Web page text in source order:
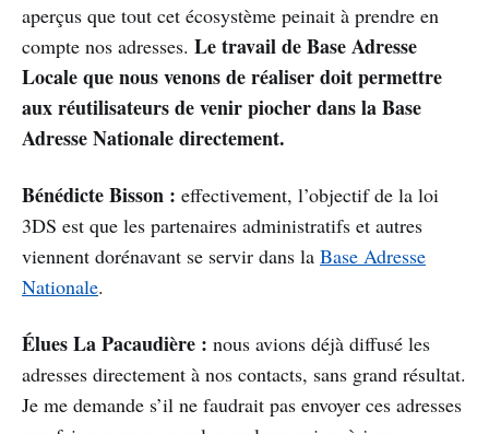
aperçus que tout cet écosystème peinait à prendre en
compte nos adresses. Le travail de Base Adresse
Locale que nous venons de réaliser doit permettre
aux réutilisateurs de venir piocher dans la Base
Adresse Nationale directement.
Bénédicte Bisson : effectivement, l’objectif de la loi
3DS est que les partenaires administratifs et autres
viennent dorénavant se servir dans la Base Adresse
Nationale.
Élues La Pacaudière : nous avions déjà diffusé les
adresses directement à nos contacts, sans grand résultat.
Je me demande s’il ne faudrait pas envoyer ces adresses